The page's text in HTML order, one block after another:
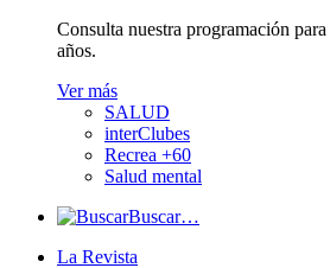
Consulta nuestra programación
años.
Ver más
SALUD
interClubes
Recrea +60
Salud mental
Buscar…
La Revista